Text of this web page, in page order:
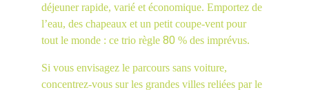
déjeuner rapide, varié et économique. Emportez de
l’eau, des chapeaux et un petit coupe-vent pour
tout le monde : ce trio règle 80 % des imprévus.
Si vous envisagez le parcours sans voiture,
concentrez-vous sur les grandes villes reliées par le